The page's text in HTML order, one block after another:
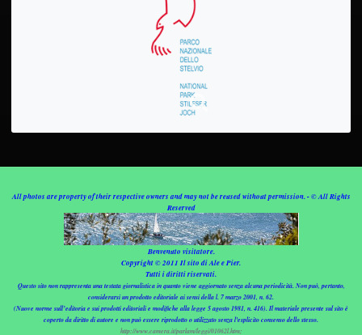
All photos are property of their respective owners and may not be reused without permission. - © All Rights
Reserved
Benvenuto visitatore.
Copyright © 2011 Il sito di Ale e Pier.
Tutti i diritti riservati.
Questo sito non rappresenta una testata giornalistica in quanto viene aggiornato senza alcuna periodicità. Non può, pertanto,
considerarsi un prodotto editoriale ai sensi della l. 7 marzo 2001, n. 62.
(Nuove norme sull’editoria e sui prodotti editoriali e modifiche alla legge 5 agosto 1981, n. 416). Il materiale presente sul sito è
coperto da diritto di autore e non può essere riprodotto o utilizzato senza l'esplicito consenso dello stesso.
http://www.camera.it/parlam/leggi/01062l.htm;